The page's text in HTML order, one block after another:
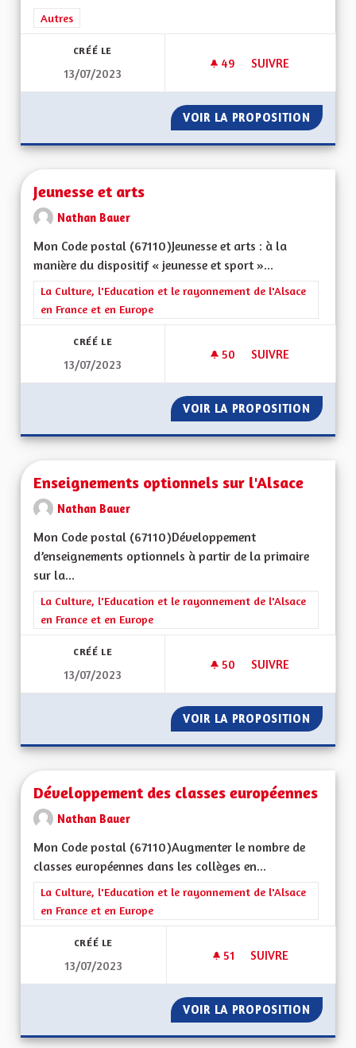
Filtrer les résultats de la catégorie : Autres
Autres
CRÉÉ LE
13/07/2023
49 49 ABONNÉS
SUIVRE
VOIR LA PROPOSITION POUR
Jeunesse et arts
Nathan Bauer
Mon Code postal (67110)Jeunesse et arts : à la
manière du dispositif « jeunesse et sport »...
Filtrer les résultats de la catégorie : La Culture, l'Education et
La Culture, l'Education et le rayonnement de l'Alsace
en France et en Europe
CRÉÉ LE
13/07/2023
50 50 ABONNÉS
SUIVRE
VOIR LA PROPOSITION
Enseignements optionnels sur l'Alsace
Nathan Bauer
Mon Code postal (67110)Développement
d’enseignements optionnels à partir de la primaire
sur la...
Filtrer les résultats de la catégorie : La Culture, l'Education et
La Culture, l'Education et le rayonnement de l'Alsace
en France et en Europe
CRÉÉ LE
13/07/2023
50 50 ABONNÉS
SUIVRE
VOIR LA PROPOSITION
Développement des classes européennes
Nathan Bauer
Mon Code postal (67110)Augmenter le nombre de
classes européennes dans les collèges en...
Filtrer les résultats de la catégorie : La Culture, l'Education et
La Culture, l'Education et le rayonnement de l'Alsace
en France et en Europe
CRÉÉ LE
13/07/2023
51 51 ABONNÉS
SUIVRE
VOIR LA PROPOSITION